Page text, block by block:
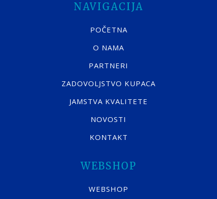
NAVIGACIJA
POČETNA
O NAMA
PARTNERI
ZADOVOLJSTVO KUPACA
JAMSTVA KVALITETE
NOVOSTI
KONTAKT
WEBSHOP
WEBSHOP